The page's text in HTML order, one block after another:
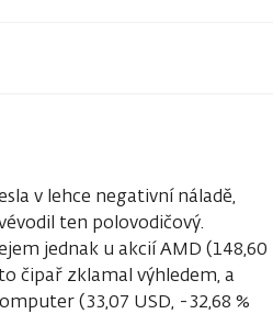
v lehce negativní náladě,
ten polovodičový.
jednak u akcií AMD (148,60
čipař zklamal výhledem, a
(33,07 USD, -32,68 %